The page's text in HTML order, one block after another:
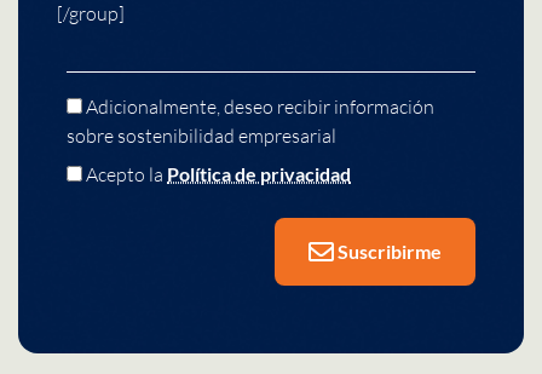
[/group]
Adicionalmente, deseo recibir información
sobre sostenibilidad empresarial
Acepto la Política de privacidad
Suscribirme